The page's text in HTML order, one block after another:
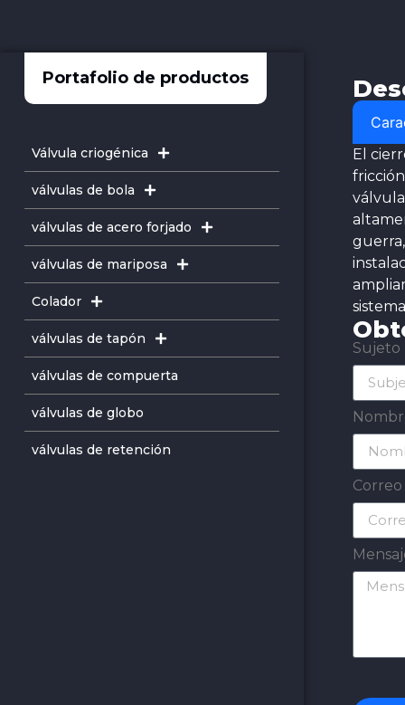
Válvula criogénica
válvulas de bola
válvulas de acero forjado
válvulas de mariposa
Colador
válvulas de tapón
válvulas de compuerta
válvulas de globo
válvulas de retención
Portafolio de productos
El
Sujeto